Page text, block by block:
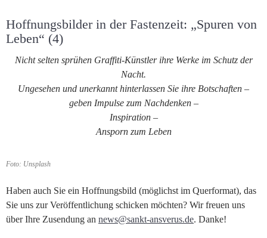
Hoffnungsbilder in der Fastenzeit: „Spuren von
Leben“ (4)
Nicht selten sprühen Graffiti-Künstler ihre Werke im Schutz der
Nacht.
Ungesehen und unerkannt hinterlassen Sie ihre Botschaften –
geben Impulse zum Nachdenken –
Inspiration –
Ansporn zum Leben
Foto: Unsplash
Haben auch Sie ein Hoffnungsbild (möglichst im Querformat), das
Sie uns zur Veröffentlichung schicken möchten? Wir freuen uns
über Ihre Zusendung an news@sankt-ansverus.de. Danke!